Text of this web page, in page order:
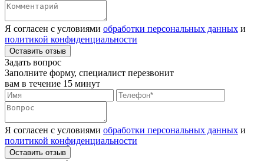
Я согласен с условиями обработки персональных данных и
политикой конфиденциальности
Оставить отзыв
Задать вопрос
Заполните форму, специалист перезвонит
вам в течение 15 минут
Я согласен с условиями обработки персональных данных и
политикой конфиденциальности
Оставить отзыв